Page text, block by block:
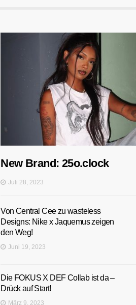
New Brand: 25o.clock
Juli 28, 2023
Von Central Cee zu wasteless
Designs: Nike x Jaquemus zeigen
den Weg!
Juni 19, 2023
Die FOKUS X DEF Collab ist da –
Drück auf Start!
März 9, 2023